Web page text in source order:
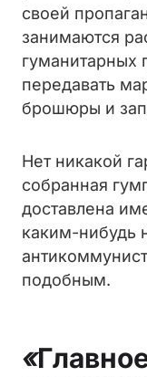
своей
занимаются
гуманитарных
передавать
брошюры и
Нет никакой
собранная
доставлена
каким-нибудь
подобным.
«